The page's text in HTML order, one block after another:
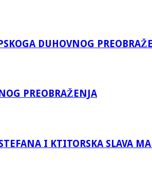
DUHOVNOG
PREOBRAŽENJA
I KTITORSKA SLAVA